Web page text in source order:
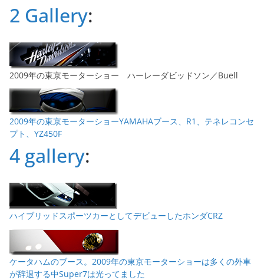
2 Gallery:
2009年の東京モーターショー ハーレーダビッドソン／Buell
2009年の東京モーターショーYAMAHAブース、R1、テネレコンセ
プト、YZ450F
4 gallery:
ハイブリッドスポーツカーとしてデビューしたホンダCRZ
ケータハムのブース。2009年の東京モーターショーは多くの外車
が辞退する中Super7は光ってました